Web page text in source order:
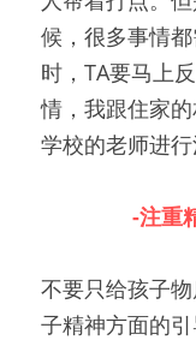
候，很多事情
时，TA要马上
情，我跟住家
学校的老师进行
-注重
不要只给孩子
子精神方面的